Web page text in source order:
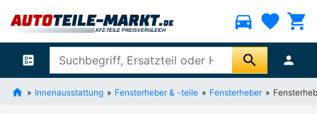
directions_car favorite shopping_cart
ballot search person
Innenausstattung Fensterheber & -teile Fensterheber